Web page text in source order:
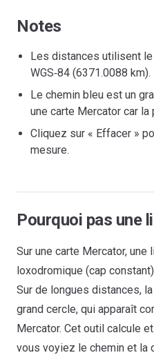
Notes
Les distances utilisent le
WGS‑84 (6371.0088 km).
Le chemin bleu est un
une carte Mercator car
Cliquez sur « Effacer »
mesure.
Pourquoi pas une
Sur une carte Mercator,
loxodromique (cap
Sur de longues distances,
grand cercle, qui apparaît
Mercator. Cet outil calcule
vous voyiez le chemin et la